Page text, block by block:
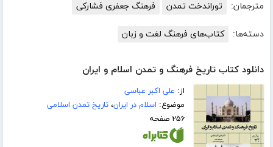
مترجمان: توراندخت تمدن فرهنگ جعفری فشارکی
دسته‌ها: کتاب‌های فرهنگ لغت و زبان
دانلود کتاب تاریخ فرهنگ و تمدن اسلام و ایران
از: علی اکبر عباسی
موضوع: اسلام در ایران،تاریخ تمدن اسلامی
۲۵۶ صفحه